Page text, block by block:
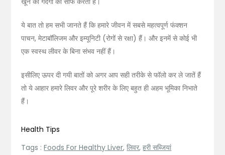
ये बात तो हम सभी जानते हैं कि हमारे जीवन में सबसे महत्वपूर्ण फंक्शन
पाचन, मेटाबॉलिजम और इम्यूनिटी (रोगों से रक्षा) हैं। और इनमें से कोई भी
एक स्वस्थ लीवर के बिना संभव नहीं हैं।
इसीलिए ऊपर दी गयी बातों को अगर आप सही तरीके से फॉलो कर ले जातें हैं
तो ये आहार हमारे लिवर और पूरे शरीर के लिए बहुत ही अहम भूमिका निभाते
हैं।
Health Tips
Tags :Foods For Healthy Liver,लिवर,हरी सब्जियां